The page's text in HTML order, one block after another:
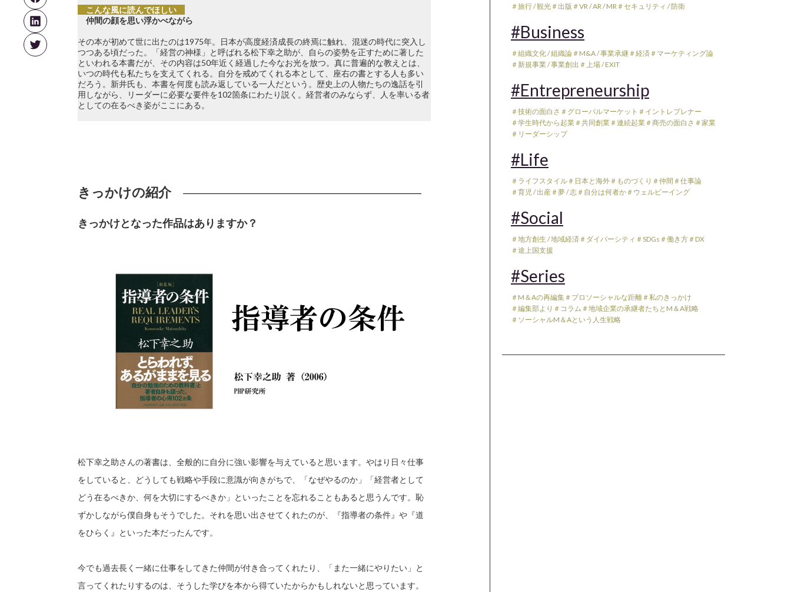
こんな風に読んでほしい
仲間の顔を思い浮かべながら
その本が初めて世に出たのは1975年。日本が高度経済成長の終焉に触れ、混迷の時代に突入し
つつある頃だった。「経営の神様」と呼ばれる松下幸之助が、自らの姿勢を正すために著した
といわれる本書だが、その内容は50年近く経過した今なお光を放つ。真に普遍的な教えとは、
いつの時代も私たちを支えてくれる。自分を戒めてくれる本として、座右の書とする人も多い
だろう。新井氏も、本書を何度も読み返している一人だという。歴史上の人物たちの逸話を引
用しながら、リーダーに必要な要件を102箇条にわたり説く。経営者のみならず、人を率いる者
としての在るべき姿がここにある。
きっかけの紹介
きっかけとなった作品はありますか？
松下幸之助さんの著書は、全般的に自分に強い影響を与えていると思います。やはり日々仕事
をしていると、どうしても戦略や手段に意識が向きがちで、「なぜやるのか」「経営者として
どう在るべきか、何を大切にするべきか」といったことを忘れることもあると思うんです。恥
ずかしながら僕自身もそうでした。それを思い出させてくれたのが、『指導者の条件』や『道
をひらく』といった本だったんです。
今でも過去長く一緒に仕事をしてきた仲間が付き合ってくれたり、「また一緒にやりたい」と
言ってくれたりするのは、そうした学びを本から得ていたからかもしれないと思っています。
＃旅行 / 観光 ＃出版 ＃VR / AR / MR ＃セキュリティ / 防衛
#Business
＃組織文化 / 組織論 ＃M&A / 事業承継 ＃経済 ＃マーケティング論
＃新規事業 / 事業創出 ＃上場 / EXIT
#Entrepreneurship
＃技術の面白さ ＃グローバルマーケット ＃イントレプレナー
＃学生時代から起業 ＃共同創業 ＃連続起業 ＃商売の面白さ ＃家業
＃リーダーシップ
#Life
＃ライフスタイル ＃日本と海外 ＃ものづくり ＃仲間 ＃仕事論
＃育児 / 出産 ＃夢 / 志 ＃自分は何者か ＃ウェルビーイング
#Social
＃地方創生 / 地域経済 ＃ダイバーシティ ＃SDGs ＃働き方 ＃DX
＃途上国支援
#Series
＃M＆Aの再編集 ＃プロソーシャルな距離 ＃私のきっかけ
＃編集部より ＃コラム ＃地域企業の承継者たちとM＆A戦略
＃ソーシャルM＆Aという人生戦略